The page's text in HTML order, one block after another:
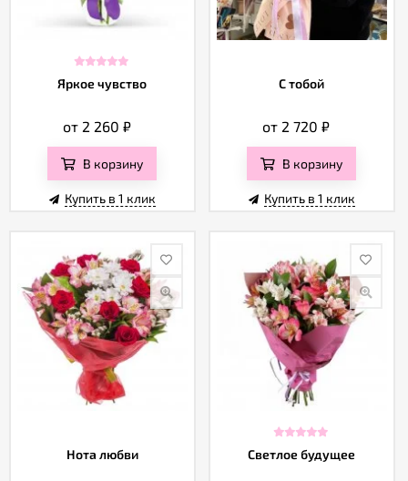
Яркое чувство
от 2 260 ₽
В корзину
Купить в 1 клик
С тобой
от 2 720₽
В корзину
Купить в 1 клик
Нота любви Светлое будущее